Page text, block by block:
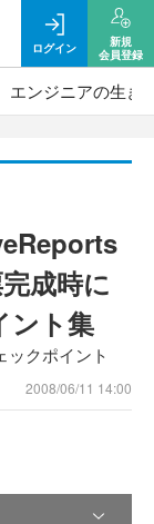
ログイン
新規
会員登録
エンジニアの生き
成時に
ント集
ックポイント
2008/06/11 14:00